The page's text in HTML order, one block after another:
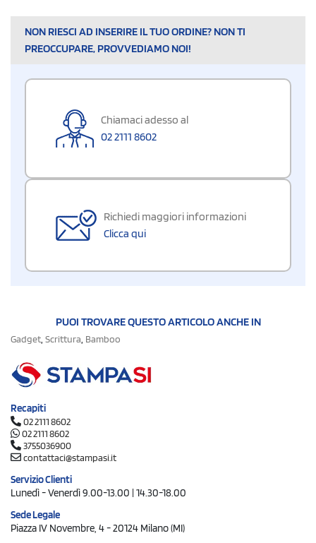
NON RIESCI AD INSERIRE IL TUO ORDINE? NON TI
PREOCCUPARE, PROVVEDIAMO NOI!
Chiamaci adesso al
02 2111 8602
Richiedi maggiori informazioni
Clicca qui
PUOI TROVARE QUESTO ARTICOLO ANCHE IN
Gadget, Scrittura, Bamboo
Recapiti
02 2111 8602
02 2111 8602
3755036900
contattaci@stampasi.it
Servizio Clienti
Lunedì - Venerdì 9.00-13.00 | 14.30-18.00
Sede Legale
Piazza IV Novembre, 4 - 20124 Milano (MI)